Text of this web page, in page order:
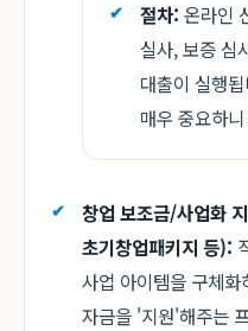
절차: 온라인
실사, 보증 심
대출이 실행
매우 중요하
창업 보조금/사업화
초기창업패키지 등):
사업 아이템을 구체
자금을 '지원'해주는